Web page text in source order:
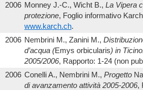
2006 Monney J.-C., Wicht B., La Vipera
protezione, Foglio informativo
www.karch.ch.
2006 Nembrini M., Zanini M.,
d’acqua (Emys orbicularis) in
2005/2006, Rapporto: 1-24 (non
2006 Conelli A., Nembrini M., Progetto
di avanzamento attività 2005-2006,